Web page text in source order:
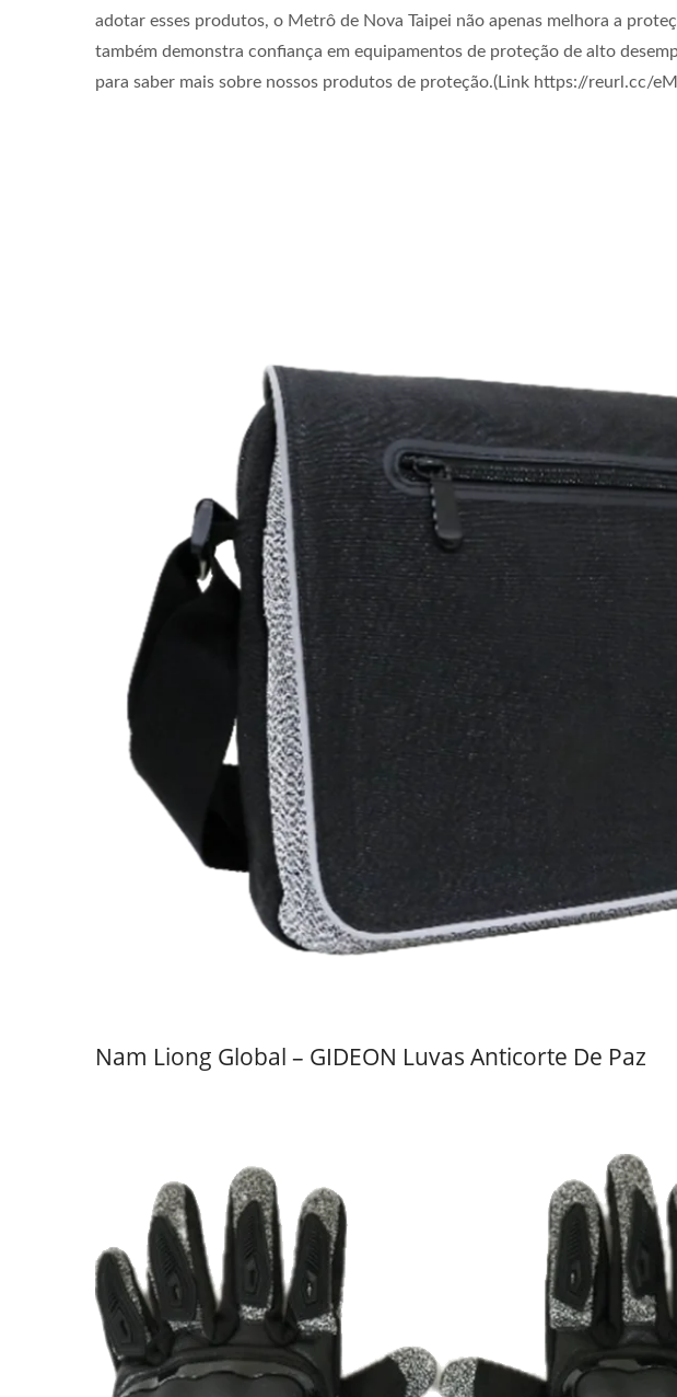
adotar esses produtos, o Metrô de Nova Taipei não apenas melhora a
também demonstra confiança em equipamentos de proteção de alto
para saber mais sobre nossos produtos de proteção.(Link https://reurl.cc/
Nam Liong Global – GIDEON Luvas Anticorte De Paz